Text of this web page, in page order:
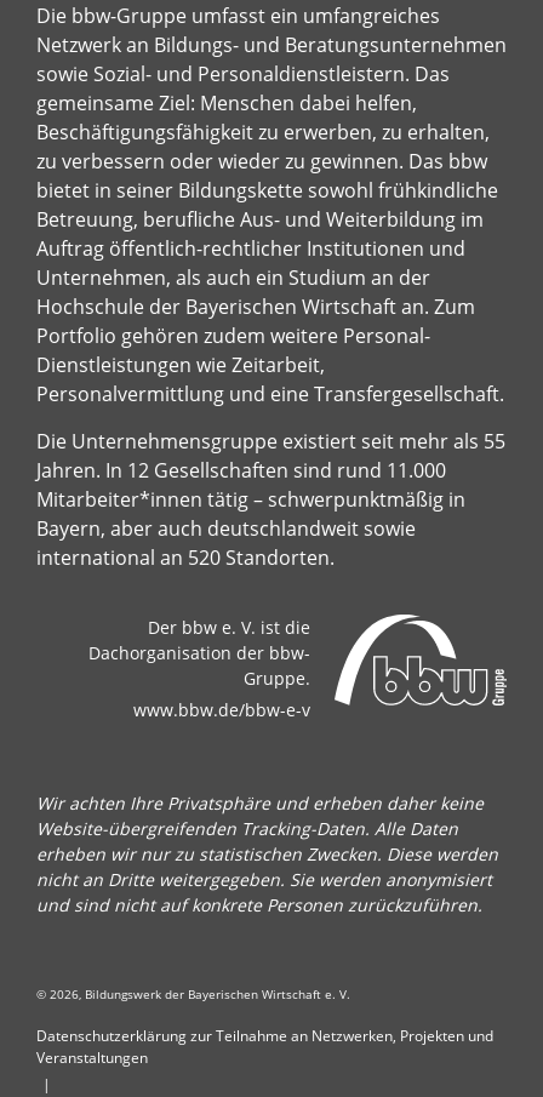
Die bbw-Gruppe umfasst ein umfangreiches
Netzwerk an Bildungs- und Beratungsunternehmen
sowie Sozial- und Personaldienstleistern. Das
gemeinsame Ziel: Menschen dabei helfen,
Beschäftigungsfähigkeit zu erwerben, zu erhalten,
zu verbessern oder wieder zu gewinnen. Das bbw
bietet in seiner Bildungskette sowohl frühkindliche
Betreuung, berufliche Aus- und Weiterbildung im
Auftrag öffentlich-rechtlicher Institutionen und
Unternehmen, als auch ein Studium an der
Hochschule der Bayerischen Wirtschaft an. Zum
Portfolio gehören zudem weitere Personal-
Dienstleistungen wie Zeitarbeit,
Personalvermittlung und eine Transfergesellschaft.
Die Unternehmensgruppe existiert seit mehr als 55
Jahren. In 12 Gesellschaften sind rund 11.000
Mitarbeiter*innen tätig – schwerpunktmäßig in
Bayern, aber auch deutschlandweit sowie
international an 520 Standorten.
Der bbw e. V. ist die
Dachorganisation der bbw-
Gruppe.
www.bbw.de/bbw-e-v
Wir achten Ihre Privatsphäre und erheben daher keine
Website-übergreifenden Tracking-Daten. Alle Daten
erheben wir nur zu statistischen Zwecken. Diese werden
nicht an Dritte weitergegeben. Sie werden anonymisiert
und sind nicht auf konkrete Personen zurückzuführen.
© 2026, Bildungswerk der Bayerischen Wirtschaft e. V.
Datenschutzerklärung zur Teilnahme an Netzwerken, Projekten und
Veranstaltungen